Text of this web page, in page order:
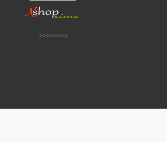
<<<<<<<<